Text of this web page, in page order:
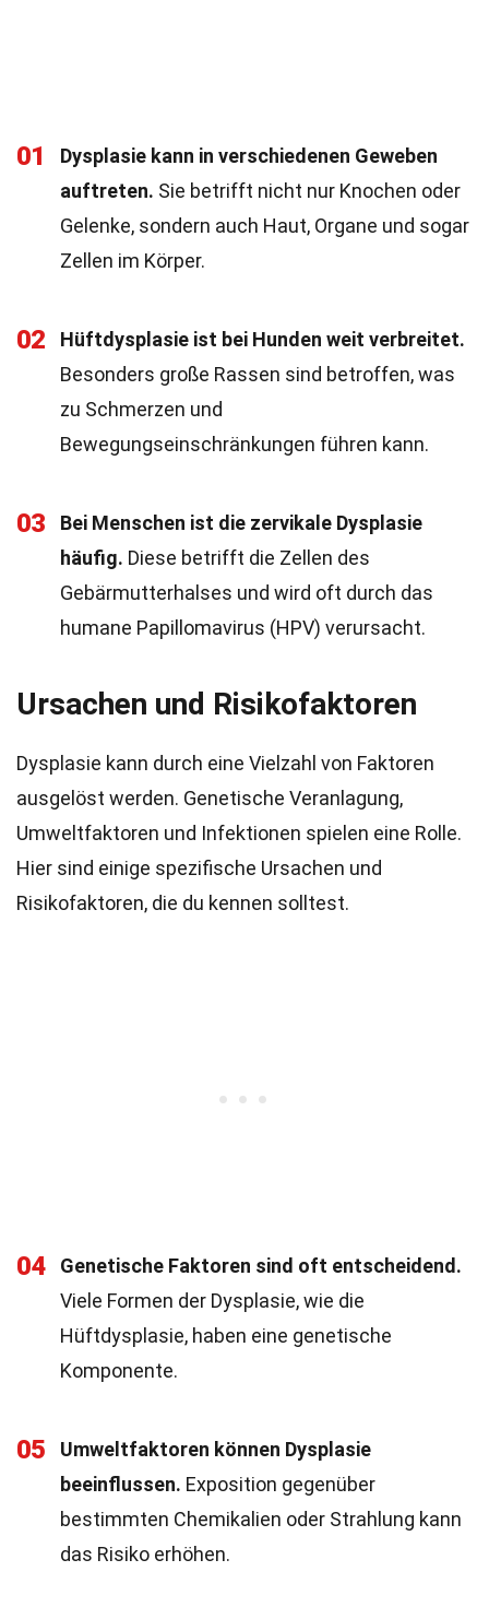
01
Dysplasie kann in verschiedenen Geweben
auftreten. Sie betrifft nicht nur Knochen oder
Gelenke, sondern auch Haut, Organe und sogar
Zellen im Körper.
02
Hüftdysplasie ist bei Hunden weit verbreitet.
Besonders große Rassen sind betroffen, was
zu Schmerzen und
Bewegungseinschränkungen führen kann.
03
Bei Menschen ist die zervikale Dysplasie
häufig. Diese betrifft die Zellen des
Gebärmutterhalses und wird oft durch das
humane Papillomavirus (HPV) verursacht.
Ursachen und Risikofaktoren
Dysplasie kann durch eine Vielzahl von Faktoren
ausgelöst werden. Genetische Veranlagung,
Umweltfaktoren und Infektionen spielen eine Rolle.
Hier sind einige spezifische Ursachen und
Risikofaktoren, die du kennen solltest.
04
Genetische Faktoren sind oft entscheidend.
Viele Formen der Dysplasie, wie die
Hüftdysplasie, haben eine genetische
Komponente.
05
Umweltfaktoren können Dysplasie
beeinflussen. Exposition gegenüber
bestimmten Chemikalien oder Strahlung kann
das Risiko erhöhen.